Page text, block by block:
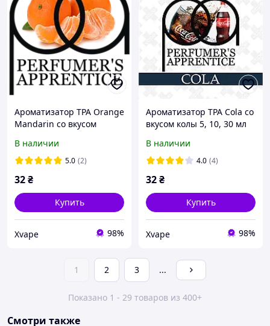
Ароматизатор TPA Orange
Mandarin со вкусом
В наличии
5.0 (2)
32₴
Купить
Xvape 98%
Ароматизатор TPA Cola со
вкусом колы 5, 10, 30 мл
В наличии
4.0 (4)
32₴
Купить
Xvape 98%
1 2 3 ...
Показано 1 - 29 товаров из 400+
Смотри также